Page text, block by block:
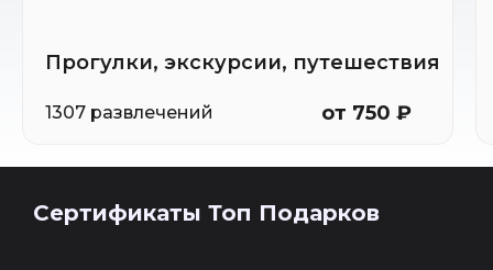
Прогулки, экскурсии, путешествия
1307 развлечений от 750 ₽
Сертификаты Топ Подарков